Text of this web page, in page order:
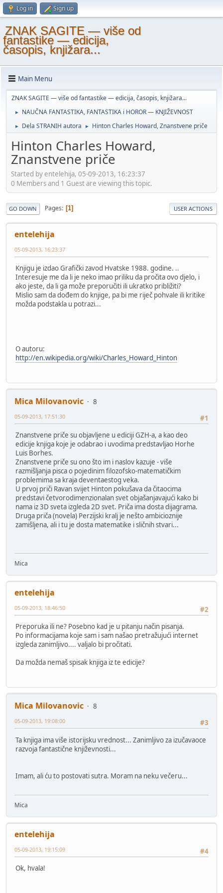
Log in Sign up
ZNAK SAGITE — više od
fantastike — edicija,
časopis, knjižara...
Main Menu
ZNAK SAGITE — više od fantastike — edicija, časopis, knjižara...
► NAUČNA FANTASTIKA, FANTASTIKA i HOROR — KNJIŽEVNOST
► Dela STRANIH autora ► Hinton Charles Howard, Znanstvene priče
Hinton Charles Howard,
Znanstvene priče
Started by entelehija, 05-09-2013, 16:23:37
0 Members and 1 Guest are viewing this topic.
GO DOWN Pages 1 USER ACTIONS
entelehija
05-09-2013, 16:23:37
Knjigu je izdao Grafički zavod Hvatske 1988. godine. ..
Interesuje me da li je neko imao priliku da pročita ovo djelo, i
ako jeste, da li ga može preporučiti ili ukratko približiti?
Mislio sam da dođem do knjige, pa bi me riječ pohvale ili kritike
možda podstakla u potrazi...
O autoru:
http://en.wikipedia.org/wiki/Charles_Howard_Hinton
Mica Milovanovic
8
#1
05-09-2013, 17:51:30
Znanstvene priče su objavljene u ediciji GZH-a, a kao deo
edicije knjiga koje je odabrao i uvodima predstavljao Horhe
Luis Borhes.
Znanstvene priče su ono što im i naslov kazuje - više
razmišljanja pisca o pojedinim filozofsko-matematičkim
problemima sa kraja deventaestog veka.
U prvoj priči Ravan svijet Hinton pokušava da čitaocima
predstavi četvorodimenzionalan svet objašanjavajući kako bi
nama iz 3D sveta izgleda 2D svet. Priča ima dosta dijagrama.
Druga priča (novela) Perzijski kralj je nešto ambicioznije
zamišljena, ali i tu je dosta matematike i sličnih stvari...
Mica
entelehija
#2
05-09-2013, 18:46:50
Preporuka ili ne? Posebno kad je u pitanju način pisanja.
Po informacijama koje sam i sam našao pretražujući internet
izgleda zanimljivo.... valjalo bi pročitati.
Da možda nemaš spisak knjiga iz te edicije?
Mica Milovanovic
8
#3
05-09-2013, 19:08:00
Ta knjiga ima više istorijsku vrednost... Zanimljivo za izučavaoce
razvoja fantastične književnosti...
Imam, ali ću to postovati sutra. Moram na neku večeru...
Mica
entelehija
#4
05-09-2013, 19:15:09
Ok, hvala!